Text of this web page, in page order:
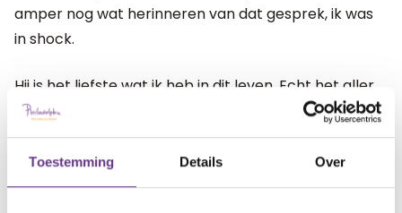
Toestemming Details Over
amper nog wat herinneren van dat gesprek, ik was
in shock.
Hij is het liefste wat ik heb in dit leven. Echt het aller
aller liefste. Hoeveel ik ook van mijn man houd, tegen
Job kan niemand op. Ik vind het heel zwaar om dit
probleem te dragen en het accepteren gaat mij ook
heel moeilijk af.